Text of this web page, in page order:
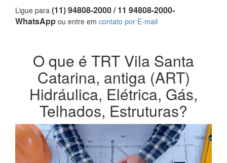
Ligue para (11) 94808-2000 / 11 94808-2000-
WhatsApp ou entre em contato por E-mail
O que é TRT Vila Santa
Catarina, antiga (ART)
Hidráulica, Elétrica, Gás,
Telhados, Estruturas?